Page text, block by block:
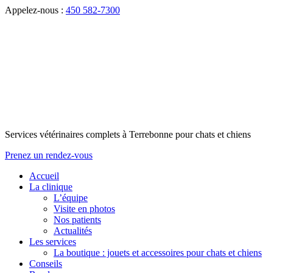
Appelez-nous : 450 582-7300
Services vétérinaires complets à Terrebonne pour chats et chiens
Prenez un rendez-vous
Accueil
La clinique
L’équipe
Visite en photos
Nos patients
Actualités
Les services
La boutique : jouets et accessoires pour chats et chiens
Conseils